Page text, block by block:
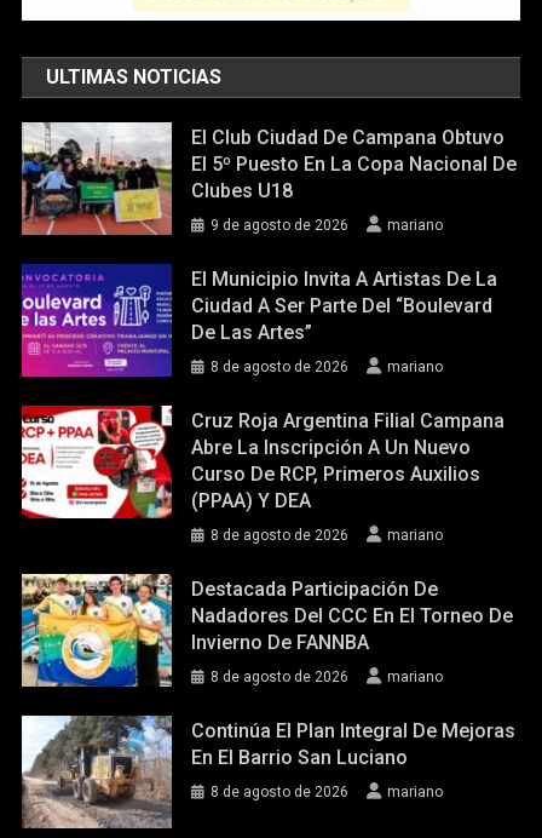
ULTIMAS NOTICIAS
El Club Ciudad De Campana Obtuvo
El 5º Puesto En La Copa Nacional De
Clubes U18
9 de agosto de 2026 mariano
El Municipio Invita A Artistas De La
Ciudad A Ser Parte Del “Boulevard
De Las Artes”
8 de agosto de 2026 mariano
Cruz Roja Argentina Filial Campana
Abre La Inscripción A Un Nuevo
Curso De RCP, Primeros Auxilios
(PPAA) Y DEA
8 de agosto de 2026 mariano
Destacada Participación De
Nadadores Del CCC En El Torneo De
Invierno De FANNBA
8 de agosto de 2026 mariano
Continúa El Plan Integral De Mejoras
En El Barrio San Luciano
8 de agosto de 2026 mariano